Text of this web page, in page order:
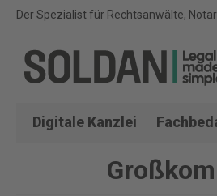
Der Spezialist für Rechtsanwälte,
Digitale Kanzlei